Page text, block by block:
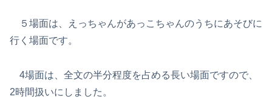
５場面は、えっちゃんがあっこちゃんのうちにあそびに
行く場面です。
4場面は、全文の半分程度を占める長い場面ですので、
2時間扱いにしました。